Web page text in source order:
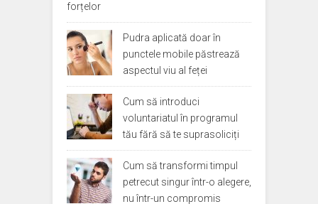
forțelor
Pudra aplicată doar în
punctele mobile păstrează
aspectul viu al feței
Cum să introduci
voluntariatul în programul
tău fără să te suprasoliciți
Cum să transformi timpul
petrecut singur într-o alegere,
nu într-un compromis